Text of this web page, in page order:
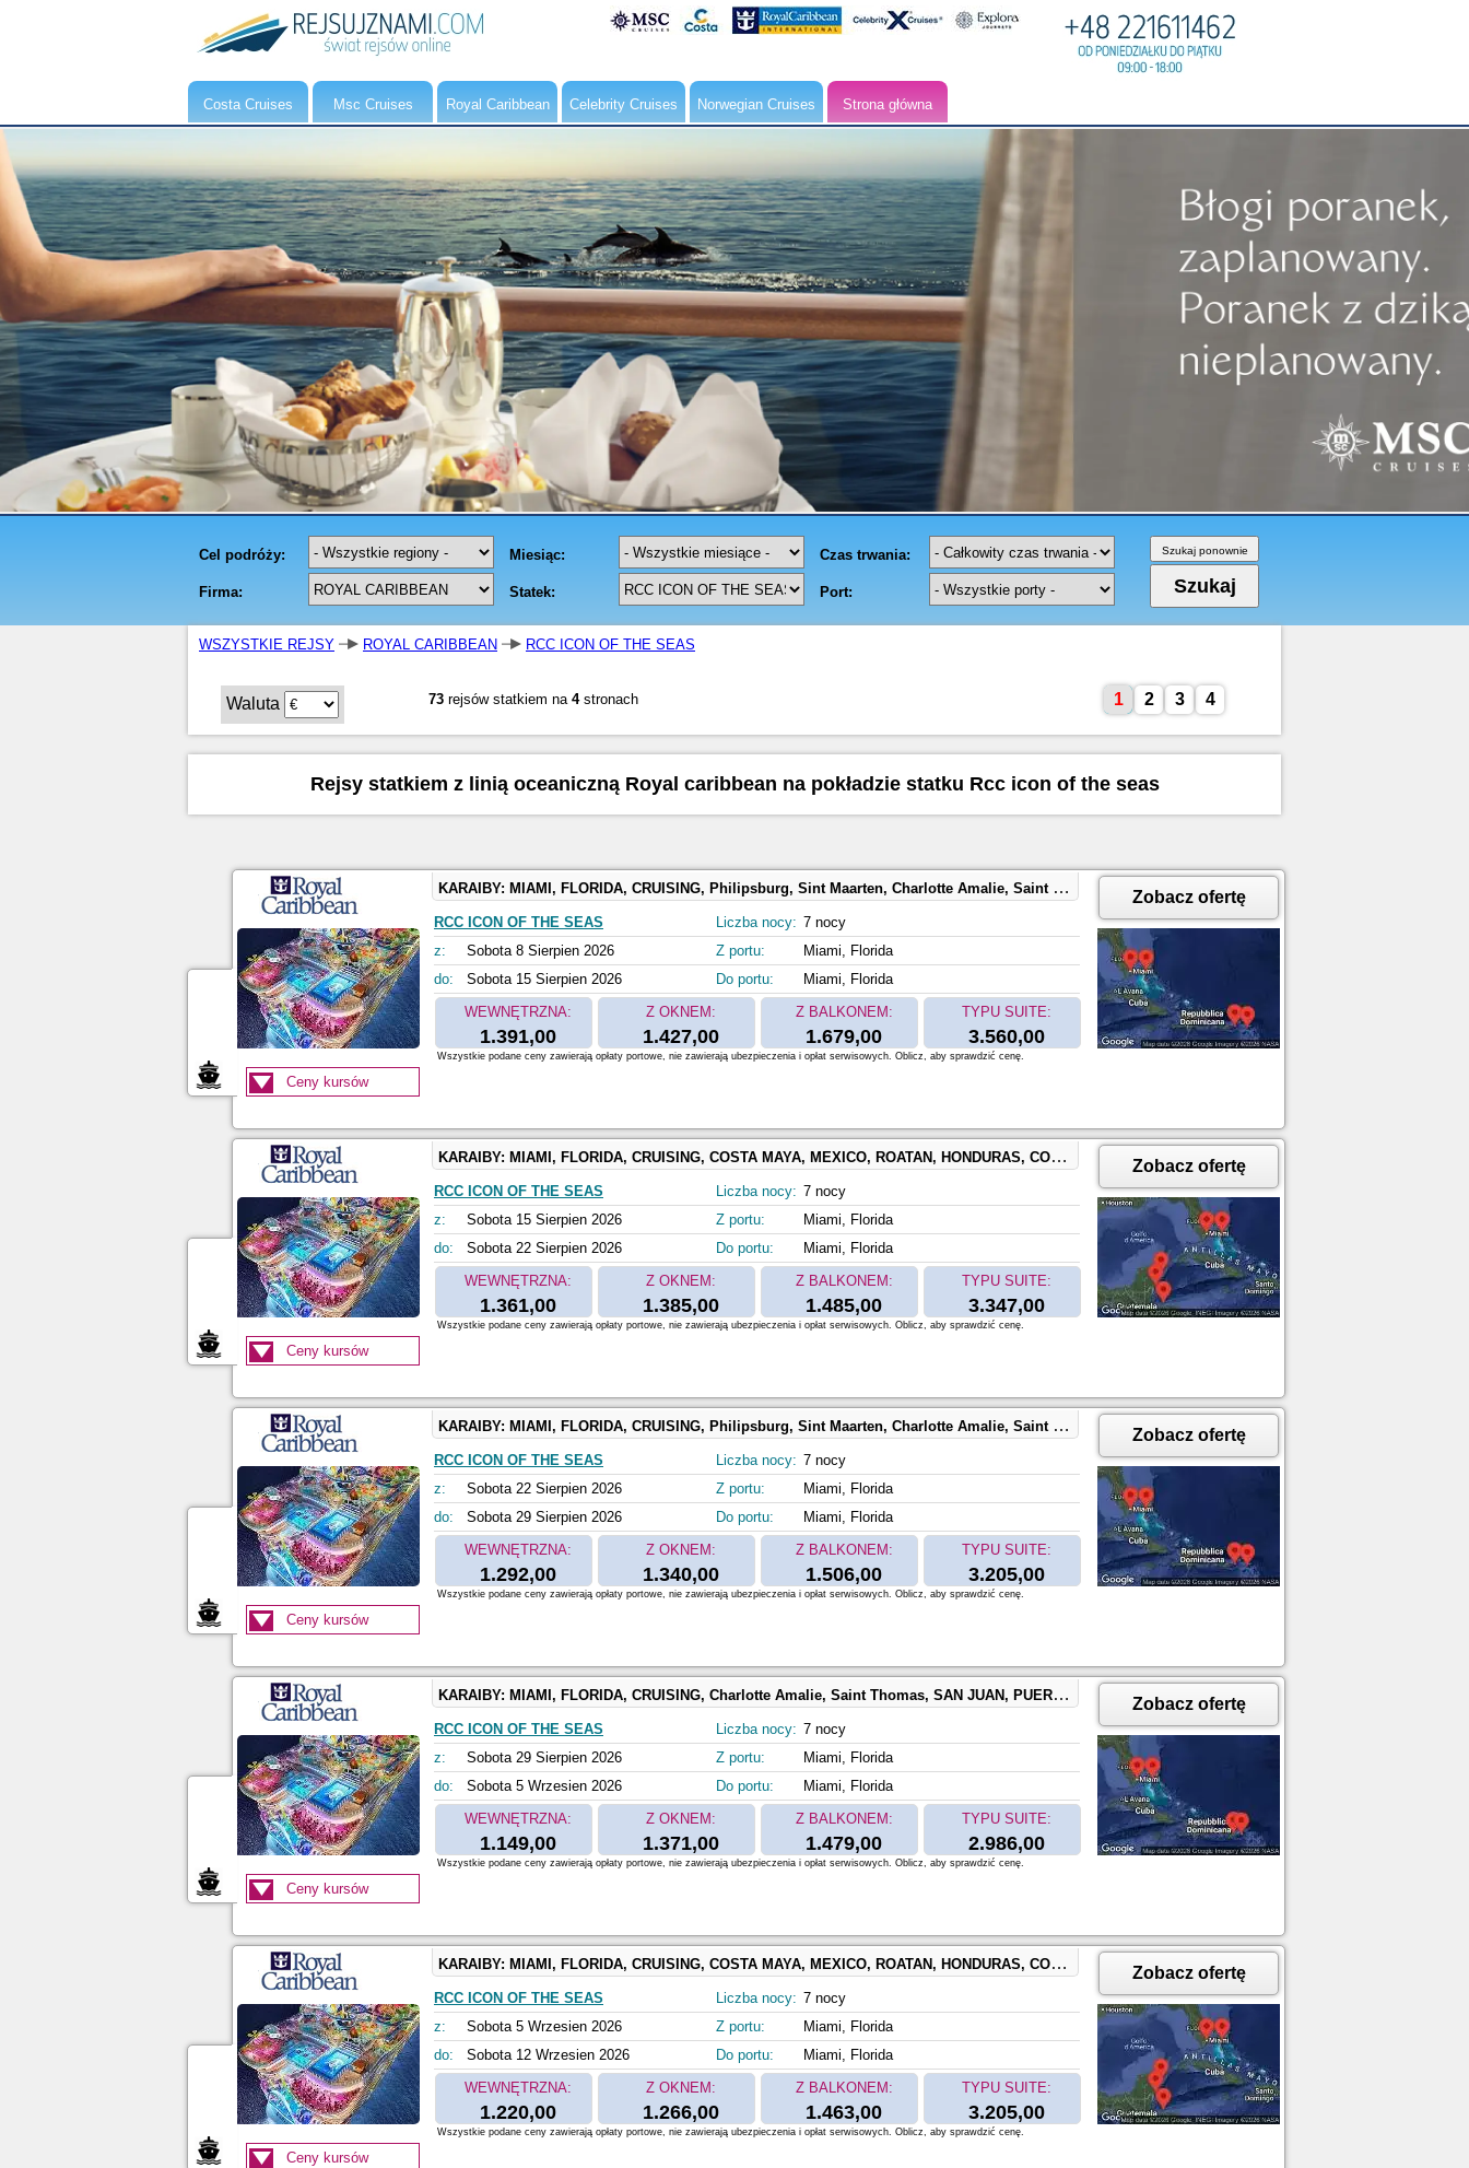
Costa Cruises Msc Cruises Royal Caribbean Celebrity Cruises Norwegian Cruises Strona główna
WSZYSTKIE REJSY ROYAL CARIBBEAN RCC ICON OF THE SEAS
Waluta 73 rejsów statkiem na 4stronach 4
3
2
1
Rejsy statkiem z linią oceaniczną Royal caribbean na pokładzie statku Rcc icon of the seas
KARAIBY: MIAMI, FLORIDA, CRUISING, Philipsburg, Sint Maarten, Charlotte Amalie, Saint Thomas, Perfect Day at CocoCay, Bahamas
RCC ICON OF THE SEAS
z:
Sobota 8 Sierpien 2026
do:
Sobota 15 Sierpien 2026
Liczba nocy: 7 nocy
Z portu:
Miami, Florida
Do portu:
Miami, Florida
WEWNĘTRZNA:
1.391,00
Z OKNEM:
1.427,00
Z BALKONEM:
1.679,00
TYPU SUITE:
3.560,00
Zobacz ofertę
Ceny kursów
Wszystkie podane ceny zawierają opłaty portowe, nie zawierają ubezpieczenia i opłat serwisowych. Oblicz, aby sprawdzić cenę.
KARAIBY: MIAMI, FLORIDA, CRUISING, COSTA MAYA, MEXICO, ROATAN, HONDURAS, COZUMEL, MEXICO, Perfect Day at CocoCay, Bahamas
RCC ICON OF THE SEAS
z:
Sobota 15 Sierpien 2026
do:
Sobota 22 Sierpien 2026
Liczba nocy: 7 nocy
Z portu:
Miami, Florida
Do portu:
Miami, Florida
WEWNĘTRZNA:
1.361,00
Z OKNEM:
1.385,00
Z BALKONEM:
1.485,00
TYPU SUITE:
3.347,00
Zobacz ofertę
Ceny kursów
Wszystkie podane ceny zawierają opłaty portowe, nie zawierają ubezpieczenia i opłat serwisowych. Oblicz, aby sprawdzić cenę.
KARAIBY: MIAMI, FLORIDA, CRUISING, Philipsburg, Sint Maarten, Charlotte Amalie, Saint Thomas, Perfect Day at CocoCay, Bahamas
RCC ICON OF THE SEAS
z:
Sobota 22 Sierpien 2026
do:
Sobota 29 Sierpien 2026
Liczba nocy: 7 nocy
Z portu:
Miami, Florida
Do portu:
Miami, Florida
WEWNĘTRZNA:
1.292,00
Z OKNEM:
1.340,00
Z BALKONEM:
1.506,00
TYPU SUITE:
3.205,00
Zobacz ofertę
Ceny kursów
Wszystkie podane ceny zawierają opłaty portowe, nie zawierają ubezpieczenia i opłat serwisowych. Oblicz, aby sprawdzić cenę.
KARAIBY: MIAMI, FLORIDA, CRUISING, Charlotte Amalie, Saint Thomas, SAN JUAN, PUERTO RICO, Perfect Day at CocoCay, Bahamas
RCC ICON OF THE SEAS
z:
Sobota 29 Sierpien 2026
do:
Sobota 5 Wrzesien 2026
Liczba nocy: 7 nocy
Z portu:
Miami, Florida
Do portu:
Miami, Florida
WEWNĘTRZNA:
1.149,00
Z OKNEM:
1.371,00
Z BALKONEM:
1.479,00
TYPU SUITE:
2.986,00
Zobacz ofertę
Ceny kursów
Wszystkie podane ceny zawierają opłaty portowe, nie zawierają ubezpieczenia i opłat serwisowych. Oblicz, aby sprawdzić cenę.
KARAIBY: MIAMI, FLORIDA, CRUISING, COSTA MAYA, MEXICO, ROATAN, HONDURAS, COZUMEL, MEXICO, Perfect Day at CocoCay, Bahamas
RCC ICON OF THE SEAS
z:
Sobota 5 Wrzesien 2026
do:
Sobota 12 Wrzesien 2026
Liczba nocy: 7 nocy
Z portu:
Miami, Florida
Do portu:
Miami, Florida
WEWNĘTRZNA:
1.220,00
Z OKNEM:
1.266,00
Z BALKONEM:
1.463,00
TYPU SUITE:
3.205,00
Zobacz ofertę
Ceny kursów
Wszystkie podane ceny zawierają opłaty portowe, nie zawierają ubezpieczenia i opłat serwisowych. Oblicz, aby sprawdzić cenę.